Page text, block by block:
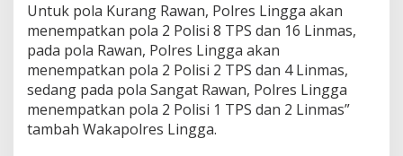
Untuk pola Kurang Rawan, Polres Lingga akan
menempatkan pola 2 Polisi 8 TPS dan 16 Linmas,
pada pola Rawan, Polres Lingga akan
menempatkan pola 2 Polisi 2 TPS dan 4 Linmas,
sedang pada pola Sangat Rawan, Polres Lingga
menempatkan pola 2 Polisi 1 TPS dan 2 Linmas”
tambah Wakapolres Lingga.